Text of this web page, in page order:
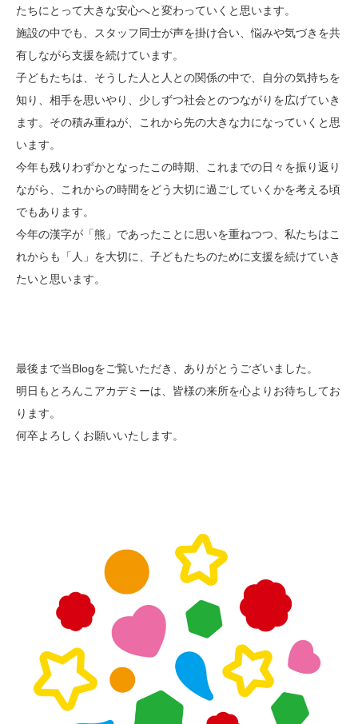
たちにとって大きな安心へと変わっていくと思います。
施設の中でも、スタッフ同士が声を掛け合い、悩みや気づきを共
有しながら支援を続けています。
子どもたちは、そうした人と人との関係の中で、自分の気持ちを
知り、相手を思いやり、少しずつ社会とのつながりを広げていき
ます。その積み重ねが、これから先の大きな力になっていくと思
います。
今年も残りわずかとなったこの時期、これまでの日々を振り返り
ながら、これからの時間をどう大切に過ごしていくかを考える頃
でもあります。
今年の漢字が「熊」であったことに思いを重ねつつ、私たちはこ
れからも「人」を大切に、子どもたちのために支援を続けていき
たいと思います。
最後まで当Blogをご覧いただき、ありがとうございました。
明日もとろんこアカデミーは、皆様の来所を心よりお待ちしてお
ります。
何卒よろしくお願いいたします。